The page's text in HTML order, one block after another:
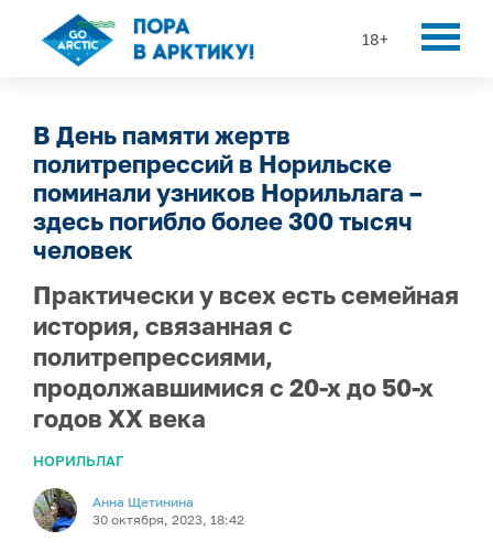
18+
В День памяти жертв
политрепрессий в Норильске
поминали узников Норильлага –
здесь погибло более 300 тысяч
человек
Практически у всех есть семейная
история, связанная с
политрепрессиями,
продолжавшимися с 20-х до 50-х
годов XX века
НОРИЛЬЛАГ
Анна Щетинина
30 октября, 2023, 18:42